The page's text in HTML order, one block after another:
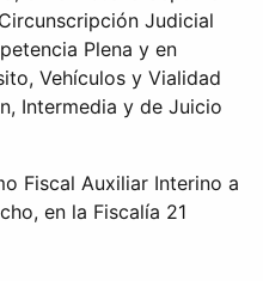
Judicial
Plena y en
Vehículos y Vialidad
Intermedia y de Juicio
Fiscal Auxiliar Interino a
en la Fiscalía 21